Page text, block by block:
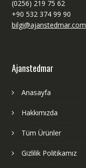
(0256) 219 75 62
+90 532 374 99 90
bilgi@ajanstedmar.com
Ajanstedmar
Anasayfa
Hakkımızda
Tüm Ürünler
Gizlilik Politikamız